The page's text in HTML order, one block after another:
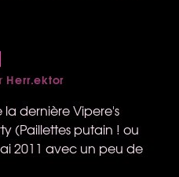
Herr.ektor
la dernière Vipere's
(Paillettes putain ! ou
2011 avec un peu de